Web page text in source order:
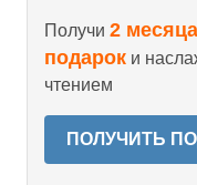
Получи 2
подарок и
чтением
ПОЛУЧИТЬ